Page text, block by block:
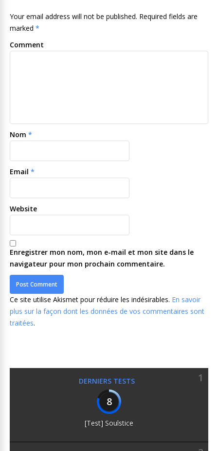
Your email address will not be published. Required fields are
marked *
Comment
Nom *
Email *
Website
Enregistrer mon nom, mon e-mail et mon site dans le
navigateur pour mon prochain commentaire.
Ce site utilise Akismet pour réduire les indésirables. En savoir
plus sur la façon dont les données de vos commentaires sont
traitées.
DERNIERS TESTS
1
8
[Test] Soulstice